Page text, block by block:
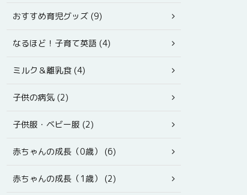
おすすめ育児グッズ (9)
なるほど！子育て英語 (4)
ミルク＆離乳食 (4)
子供の病気 (2)
子供服・ベビー服 (2)
赤ちゃんの成長（0歳） (6)
赤ちゃんの成長（1歳） (2)